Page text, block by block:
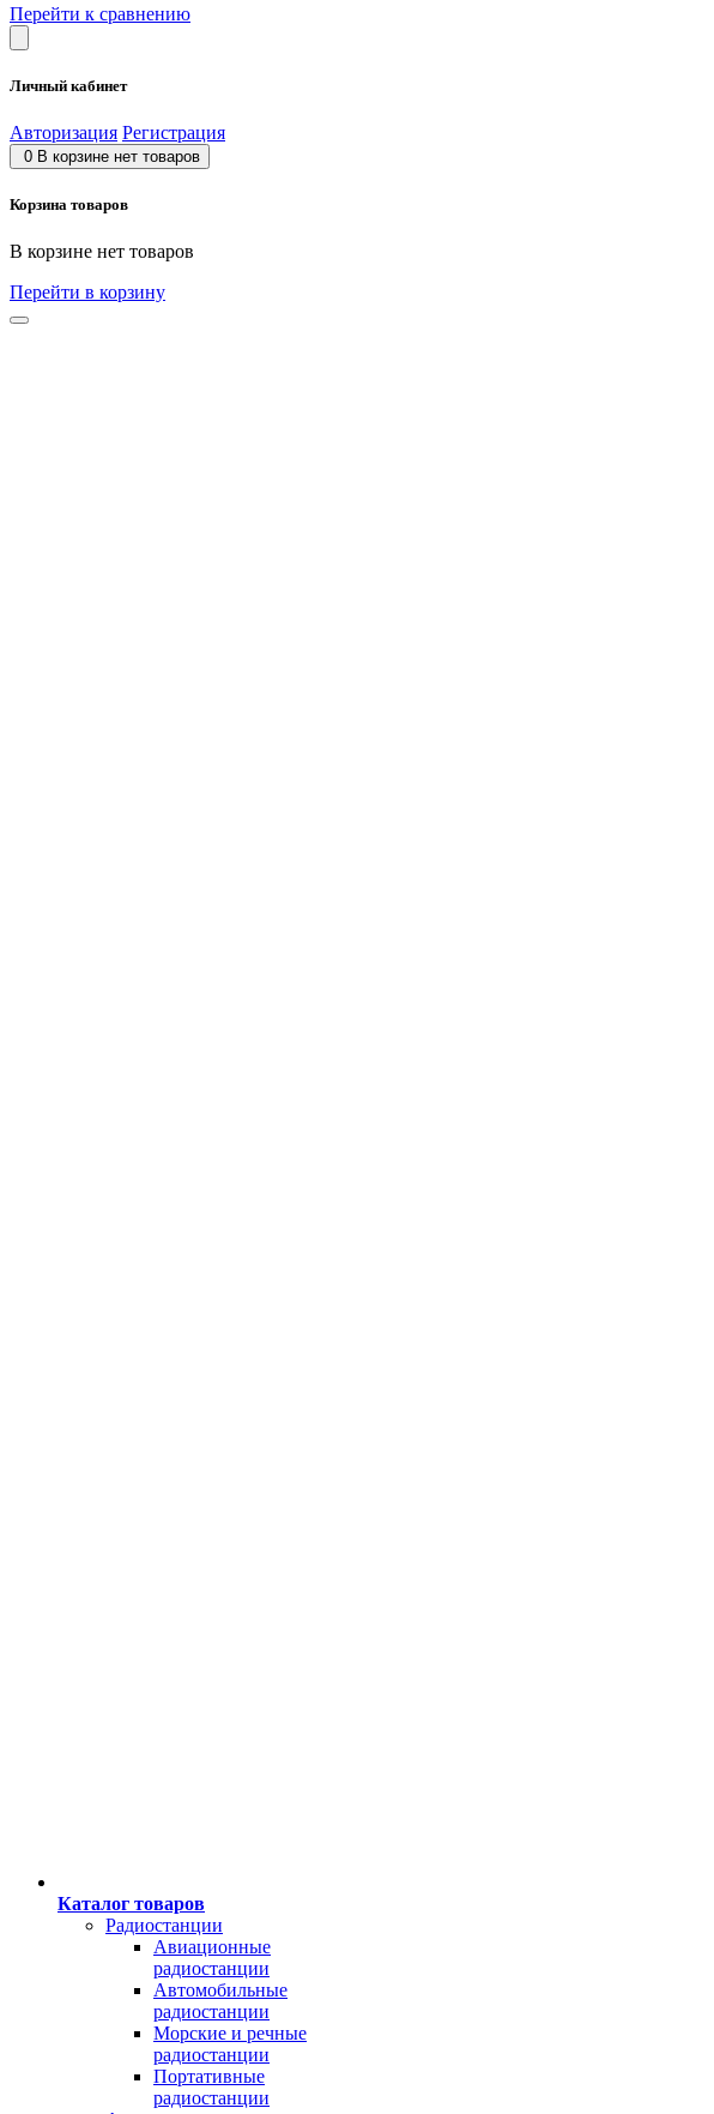
Перейти к сравнению
Личный кабинет
Авторизация Регистрация
0 В корзине нет товаров
Корзина товаров
В корзине нет товаров
Перейти в корзину
Каталог товаров
Радиостанции
Авиационные
радиостанции
Автомобильные
радиостанции
Морские и речные
радиостанции
Портативные
радиостанции